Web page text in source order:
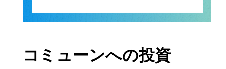
コミューンへの投資